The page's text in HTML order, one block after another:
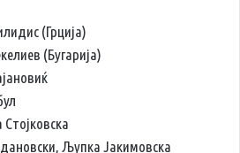
(Грција)
(Бугарија)
Љупка Јакимовска